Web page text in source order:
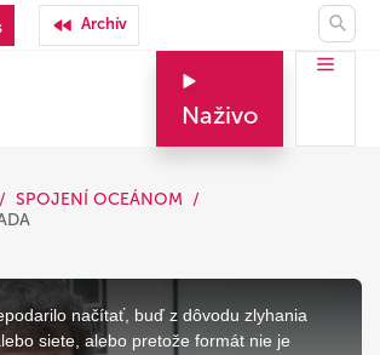
Archív
Naživo
SPOJENÍ OCEÁNOM
načítať, buď z dôvodu zlyhania
siete, alebo pretože formát nie je